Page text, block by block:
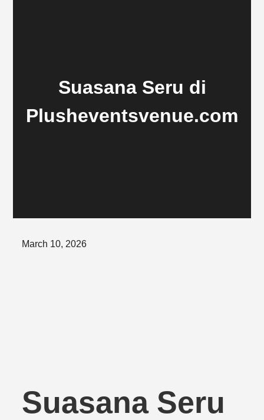
Suasana Seru di
Plusheventsvenue.com
Posted
March 10, 2026
Suasana Seru